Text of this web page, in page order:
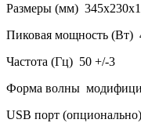
Размеры (мм)
Пиковая мощность (Вт)
Частота (Гц) 50 +/-3
Форма волны
USB порт